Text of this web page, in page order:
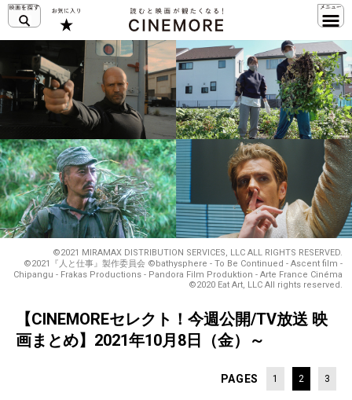
©2021 MIRAMAX DISTRIBUTION SERVICES, LLC ALL RIGHTS RESERVED.
©2021『人と仕事』製作委員会 ©bathysphere - To Be Continued - Ascent film -
Chipangu - Frakas Productions - Pandora Film Produktion - Arte France Cinéma
©2020 Eat Art, LLC All rights reserved.
【CINEMOREセレクト！今週公開/TV放送 映
画まとめ】2021年10月8日（金）～
PAGES 1 2 3